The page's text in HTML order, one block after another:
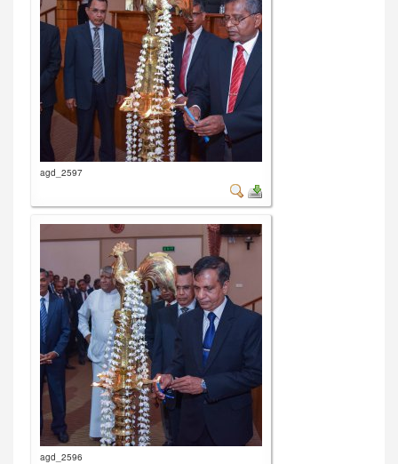
agd_2597
agd_2596